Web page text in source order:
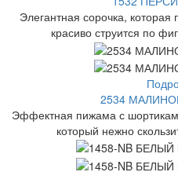
Элегантная сорочка,
красиво струится по
2534
Эффектная пижама с
который нежно